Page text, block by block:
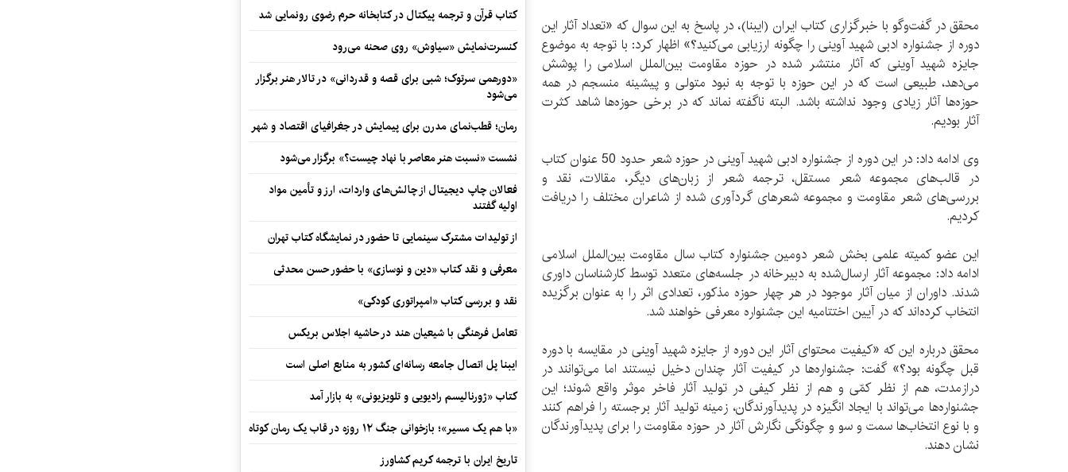
محقق در گفت‌وگو با خبرگزاری کتاب ایران (ایبنا)، در پاسخ به این سوال که «تعداد آثار این
دوره از جشنواره ادبی شهید آوینی را چگونه ارزیابی می‌کنید؟» اظهار کرد: با توجه به موضوع
جایزه شهید آوینی که آثار منتشر شده در حوزه مقاومت بین‌الملل اسلامی را پوشش
می‌دهد، طبیعی است که در این حوزه با توجه به نبود متولی و پیشینه منسجم در همه
حوزه‌ها آثار زیادی وجود نداشته باشد. البته ناگفته نماند که در برخی حوزه‌ها شاهد کثرت
آثار بودیم.
وی ادامه داد: در این دوره از جشنواره ادبی شهید آوینی در حوزه شعر حدود 50 عنوان کتاب
در قالب‌های مجموعه شعر مستقل، ترجمه شعر از زبان‌های دیگر، مقالات، نقد و
بررسی‌های شعر مقاومت و مجموعه شعرهای گردآوری شده از شاعران مختلف را دریافت
کردیم.
این عضو کمیته علمی بخش شعر دومین جشنواره کتاب سال مقاومت بین‌الملل اسلامی
ادامه داد: مجموعه آثار ارسال‌شده به دبیرخانه در جلسه‌های متعدد توسط کارشناسان داوری
شدند. داوران از میان آثار موجود در هر چهار حوزه مذکور، تعدادی اثر را به عنوان برگزیده
انتخاب کرده‌اند که در آیین اختتامیه این جشنواره معرفی خواهند شد.
محقق درباره این که «کیفیت محتوای آثار این دوره از جایزه شهید آوینی در مقایسه با دوره
قبل چگونه بود؟» گفت: جشنواره‌ها در کیفیت آثار چندان دخیل نیستند اما می‌توانند در
درازمدت، هم از نظر کمّی و هم از نظر کیفی در تولید آثار فاخر موثر واقع شوند؛ این
جشنواره‌ها می‌تواند با ایجاد انگیزه در پدیدآورندگان، زمینه تولید آثار برجسته را فراهم کنند
و با نوع انتخاب‌ها سمت و سو و چگونگی نگارش آثار در حوزه مقاومت را برای پدیدآورندگان
نشان دهند.
کتاب قرآن و ترجمه پیکتال در کتابخانه حرم رضوی رونمایی شد
کنسرت‌نمایش «سیاوش» روی صحنه می‌رود
«دورهمی سرتوک؛ شبی برای قصه و قدردانی» در تالار هنر برگزار
می‌شود
رمان؛ قطب‌نمای مدرن برای پیمایش در جغرافیای اقتصاد و شهر
نشست «نسبت هنر معاصر با نهاد چیست؟» برگزار می‌شود
فعالان چاپ دیجیتال از چالش‌های واردات، ارز و تأمین مواد
اولیه گفتند
از تولیدات مشترک سینمایی تا حضور در نمایشگاه کتاب تهران
معرفی و نقد کتاب «دین و نوسازی» با حضور حسن محدثی
نقد و بررسی کتاب «امپراتوری کودکی»
تعامل فرهنگی با شیعیان هند در حاشیه اجلاس بریکس
ایبنا پل اتصال جامعه رسانه‌ای کشور به منابع اصلی است
کتاب «ژورنالیسم رادیویی و تلویزیونی» به بازار آمد
«با هم یک مسیر»؛ بازخوانی جنگ ۱۲ روزه در قاب یک رمان کوتاه
تاریخ ایران با ترجمه کریم کشاورز